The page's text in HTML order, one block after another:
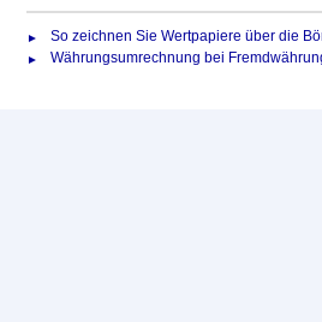
So zeichnen Sie Wertpapiere über die
Währungsumrechnung bei